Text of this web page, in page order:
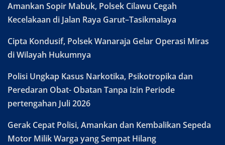
Amankan Sopir Mabuk, Polsek Cilawu Cegah
Kecelakaan di Jalan Raya Garut–Tasikmalaya
Cipta Kondusif, Polsek Wanaraja Gelar Operasi Miras
di Wilayah Hukumnya
Polisi Ungkap Kasus Narkotika, Psikotropika dan
Peredaran Obat- Obatan Tanpa Izin Periode
pertengahan Juli 2026
Gerak Cepat Polisi, Amankan dan Kembalikan Sepeda
Motor Milik Warga yang Sempat Hilang